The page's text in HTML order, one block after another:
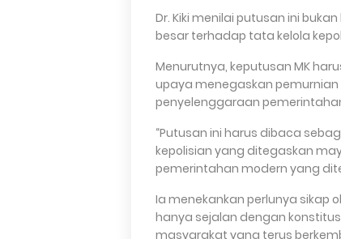
Dr. Kiki menilai putusan ini
besar terhadap tata kelola
Menurutnya, keputusan MK
upaya menegaskan
penyelenggaraan
“Putusan ini harus dibaca
kepolisian yang ditegaskan
pemerintahan modern yang
Ia menekankan perlunya sikap
hanya sejalan dengan
masyarakat yang terus